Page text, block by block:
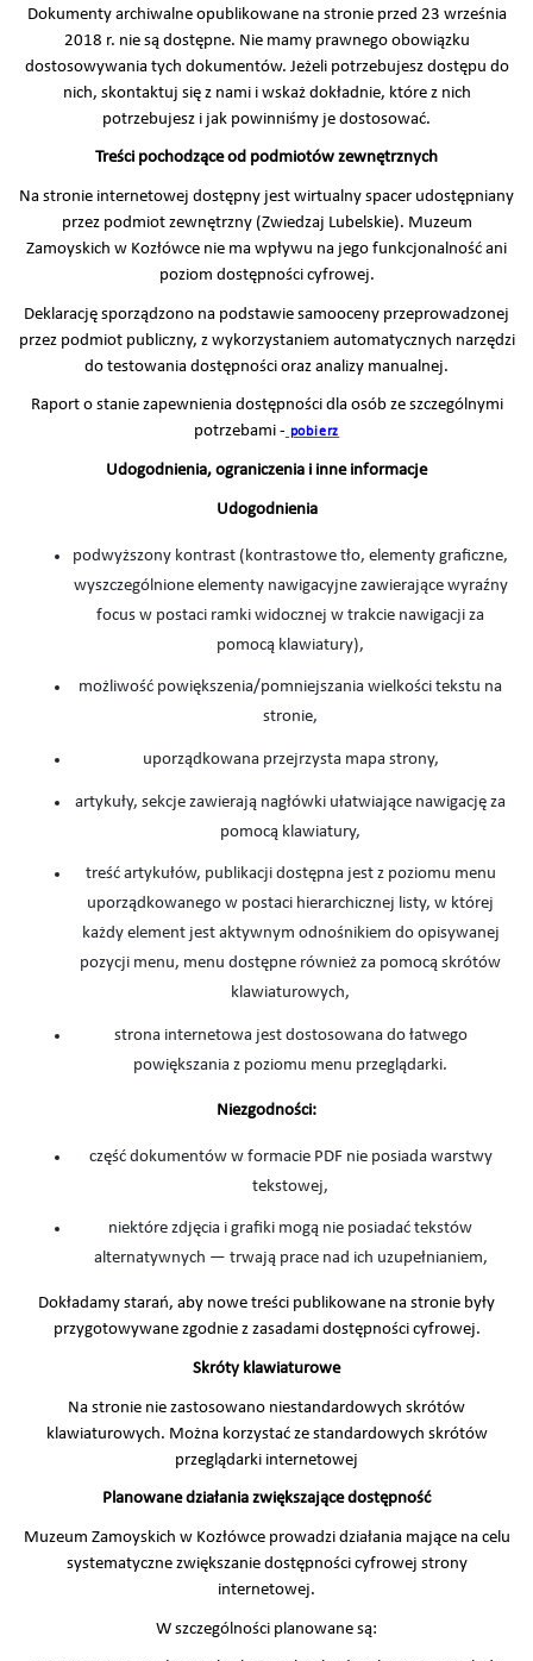
Dokumenty archiwalne opublikowane na stronie przed 23 września
2018 r. nie są dostępne. Nie mamy prawnego obowiązku
dostosowywania tych dokumentów. Jeżeli potrzebujesz dostępu do
nich, skontaktuj się z nami i wskaż dokładnie, które z nich
potrzebujesz i jak powinniśmy je dostosować.
Treści pochodzące od podmiotów zewnętrznych
Na stronie internetowej dostępny jest wirtualny spacer udostępniany
przez podmiot zewnętrzny (Zwiedzaj Lubelskie). Muzeum
Zamoyskich w Kozłówce nie ma wpływu na jego funkcjonalność ani
poziom dostępności cyfrowej.
Deklarację sporządzono na podstawie samooceny przeprowadzonej
przez podmiot publiczny, z wykorzystaniem automatycznych narzędzi
do testowania dostępności oraz analizy manualnej.
Raport o stanie zapewnienia dostępności dla osób ze szczególnymi
potrzebami - pobierz
Udogodnienia, ograniczenia i inne informacje
Udogodnienia
podwyższony kontrast (kontrastowe tło, elementy graficzne,
wyszczególnione elementy nawigacyjne zawierające wyraźny
focus w postaci ramki widocznej w trakcie nawigacji za
pomocą klawiatury),
możliwość powiększenia/pomniejszania wielkości tekstu na
stronie,
uporządkowana przejrzysta mapa strony,
artykuły, sekcje zawierają nagłówki ułatwiające nawigację za
pomocą klawiatury,
treść artykułów, publikacji dostępna jest z poziomu menu
uporządkowanego w postaci hierarchicznej listy, w której
każdy element jest aktywnym odnośnikiem do opisywanej
pozycji menu, menu dostępne również za pomocą skrótów
klawiaturowych,
strona internetowa jest dostosowana do łatwego
powiększania z poziomu menu przeglądarki.
Niezgodności:
część dokumentów w formacie PDF nie posiada warstwy
tekstowej,
niektóre zdjęcia i grafiki mogą nie posiadać tekstów
alternatywnych — trwają prace nad ich uzupełnianiem,
Dokładamy starań, aby nowe treści publikowane na stronie były
przygotowywane zgodnie z zasadami dostępności cyfrowej.
Skróty klawiaturowe
Na stronie nie zastosowano niestandardowych skrótów
klawiaturowych. Można korzystać ze standardowych skrótów
przeglądarki internetowej
Planowane działania zwiększające dostępność
Muzeum Zamoyskich w Kozłówce prowadzi działania mające na celu
systematyczne zwiększanie dostępności cyfrowej strony
internetowej.
W szczególności planowane są: